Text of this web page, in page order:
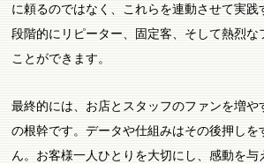
に頼るのではなく、これらを連動させて実践
段階的にリピーター、固定客、そして熱烈な
ことができます。
最終的には、お店とスタッフのファンを増や
の根幹です。データや仕組みはその後押しを
ん。お客様一人ひとりを大切にし、感動を与